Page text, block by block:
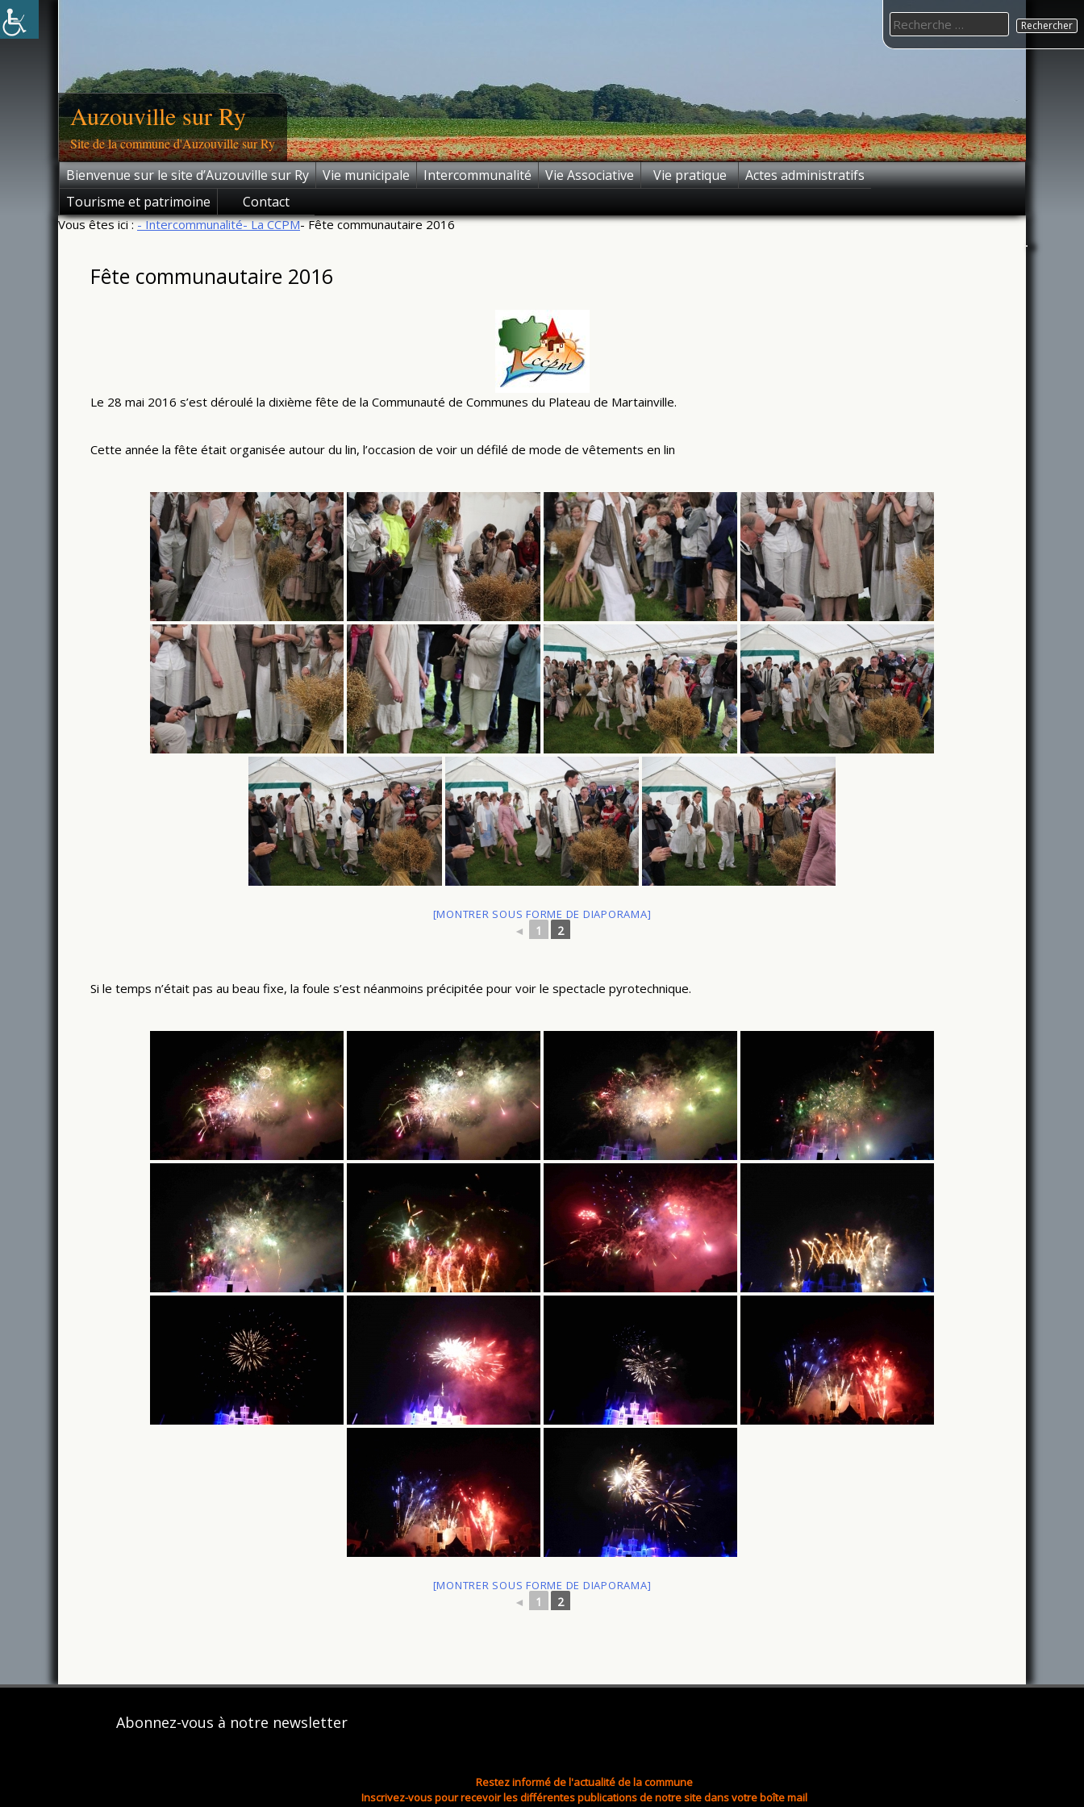
Skip
to
content
Auzouville sur Ry
Site de la commune d'Auzouville sur Ry
Bienvenue sur le site d’Auzouville sur Ry Vie municipale Intercommunalité Vie Associative Vie pratique
Actes administratifs
Tourisme et patrimoine
Contact
Search
for:
Vous êtes ici :- Intercommunalité- La CCPM- Fête communautaire 2016
Fête communautaire 2016
Le 28 mai 2016 s’est déroulé la dixième fête de la Communauté de Communes du Plateau de Martainville.
Cette année la fête était organisée autour du lin, l’occasion de voir un défilé de mode de vêtements en lin
[MONTRER SOUS FORME DE DIAPORAMA]
◄ 1 2
Si le temps n’était pas au beau fixe, la foule s’est néanmoins précipitée pour voir le spectacle pyrotechnique.
[MONTRER SOUS FORME DE DIAPORAMA]
◄ 1 2
Abonnez-vous à notre newsletter
Restez informé de l'actualité de la commune
Inscrivez-vous pour recevoir les différentes publications de notre site dans votre boîte mail